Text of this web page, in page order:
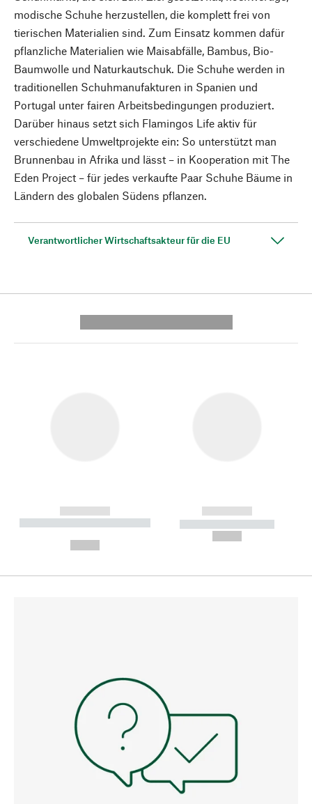
modische Schuhe herzustellen, die komplett frei von
tierischen Materialien sind. Zum Einsatz kommen dafür
pflanzliche Materialien wie Maisabfälle, Bambus, Bio-
Baumwolle und Naturkautschuk. Die Schuhe werden in
traditionellen Schuhmanufakturen in Spanien und
Portugal unter fairen Arbeitsbedingungen produziert.
Darüber hinaus setzt sich Flamingos Life aktiv für
verschiedene Umweltprojekte ein: So unterstützt man
Brunnenbau in Afrika und lässt – in Kooperation mit The
Eden Project – für jedes verkaufte Paar Schuhe Bäume in
Ländern des globalen Südens pflanzen.
Verantwortlicher Wirtschaftsakteur für die EU
------------
----------- ----------- --------
------------
----------- -----------